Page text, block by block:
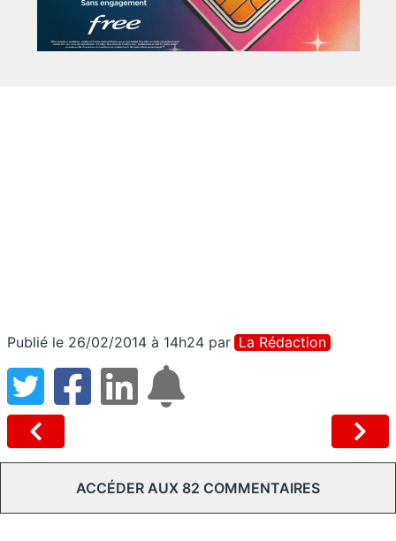
Publié le 26/02/2014 à 14h24 par La Rédaction
ACCÉDER AUX 82 COMMENTAIRES